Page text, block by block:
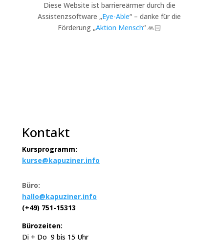
Diese Website ist barriereärmer durch die
Assistenzsoftware „Eye-Able“ – danke für die
Förderung „Aktion Mensch“ 🙏🏻
Kontakt
Kursprogramm:
kurse@kapuziner.info
Büro:
hallo@kapuziner.info
(+49) 751-15313
Bürozeiten:
Di + Do 9 bis 15 Uhr